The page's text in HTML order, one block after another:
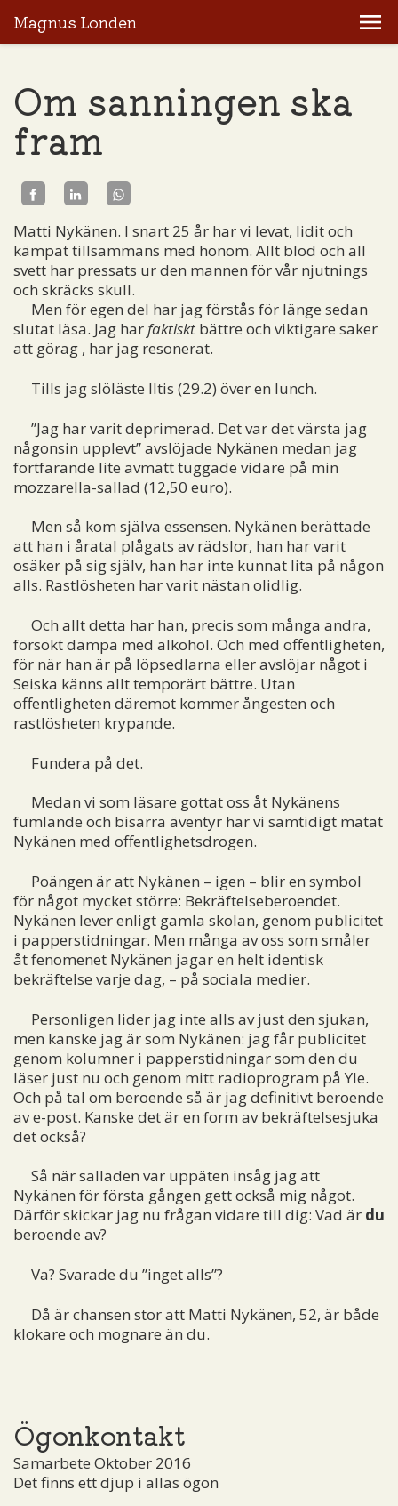
Magnus Londen
Om sanningen ska
fram
Matti Nykänen. I snart 25 år har vi levat, lidit och
kämpat tillsammans med honom. Allt blod och all
svett har pressats ur den mannen för vår njutnings
och skräcks skull.
Men för egen del har jag förstås för länge sedan
slutat läsa. Jag harfaktiskt bättre och viktigare saker
att görag , har jag resonerat.
Tills jag slöläste Iltis (29.2) över en lunch.
”Jag har varit deprimerad. Det var det värsta jag
någonsin upplevt” avslöjade Nykänen medan jag
fortfarande lite avmätt tuggade vidare på min
mozzarella-sallad (12,50 euro).
Men så kom själva essensen. Nykänen berättade
att han i åratal plågats av rädslor, han har varit
osäker på sig själv, han har inte kunnat lita på någon
alls. Rastlösheten har varit nästan olidlig.
Och allt detta har han, precis som många andra,
försökt dämpa med alkohol. Och med offentligheten,
för när han är på löpsedlarna eller avslöjar något i
Seiska känns allt temporärt bättre. Utan
offentligheten däremot kommer ångesten och
rastlösheten krypande.
Fundera på det.
Medan vi som läsare gottat oss åt Nykänens
fumlande och bisarra äventyr har vi samtidigt matat
Nykänen med offentlighetsdrogen.
Poängen är att Nykänen – igen – blir en symbol
för något mycket större: Bekräftelseberoendet.
Nykänen lever enligt gamla skolan, genom publicitet
i papperstidningar. Men många av oss som småler
åt fenomenet Nykänen jagar en helt identisk
bekräftelse varje dag, – på sociala medier.
Personligen lider jag inte alls av just den sjukan,
men kanske jag är som Nykänen: jag får publicitet
genom kolumner i papperstidningar som den du
läser just nu och genom mitt radioprogram på Yle.
Och på tal om beroende så är jag definitivt beroende
av e-post. Kanske det är en form av bekräftelsesjuka
det också?
Så när salladen var uppäten insåg jag att
Nykänen för första gången gett också mig något.
Därför skickar jag nu frågan vidare till dig: Vad är du
beroende av?
Va? Svarade du ”inget alls”?
Då är chansen stor att Matti Nykänen, 52, är både
klokare och mognare än du.
Ögonkontakt
Samarbete Oktober 2016
Det finns ett djup i allas ögon